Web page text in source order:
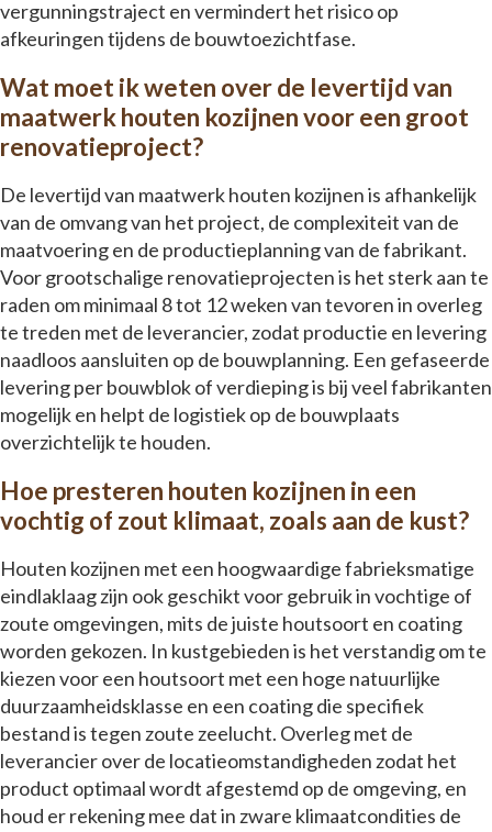
vergunningstraject en vermindert het risico op
afkeuringen tijdens de bouwtoezichtfase.
Wat moet ik weten over de levertijd van
maatwerk houten kozijnen voor een groot
renovatieproject?
De levertijd van maatwerk houten kozijnen is afhankelijk
van de omvang van het project, de complexiteit van de
maatvoering en de productieplanning van de fabrikant.
Voor grootschalige renovatieprojecten is het sterk aan te
raden om minimaal 8 tot 12 weken van tevoren in overleg
te treden met de leverancier, zodat productie en levering
naadloos aansluiten op de bouwplanning. Een gefaseerde
levering per bouwblok of verdieping is bij veel fabrikanten
mogelijk en helpt de logistiek op de bouwplaats
overzichtelijk te houden.
Hoe presteren houten kozijnen in een
vochtig of zout klimaat, zoals aan de kust?
Houten kozijnen met een hoogwaardige fabrieksmatige
eindlaklaag zijn ook geschikt voor gebruik in vochtige of
zoute omgevingen, mits de juiste houtsoort en coating
worden gekozen. In kustgebieden is het verstandig om te
kiezen voor een houtsoort met een hoge natuurlijke
duurzaamheidsklasse en een coating die specifiek
bestand is tegen zoute zeelucht. Overleg met de
leverancier over de locatieomstandigheden zodat het
product optimaal wordt afgestemd op de omgeving, en
houd er rekening mee dat in zware klimaatcondities de